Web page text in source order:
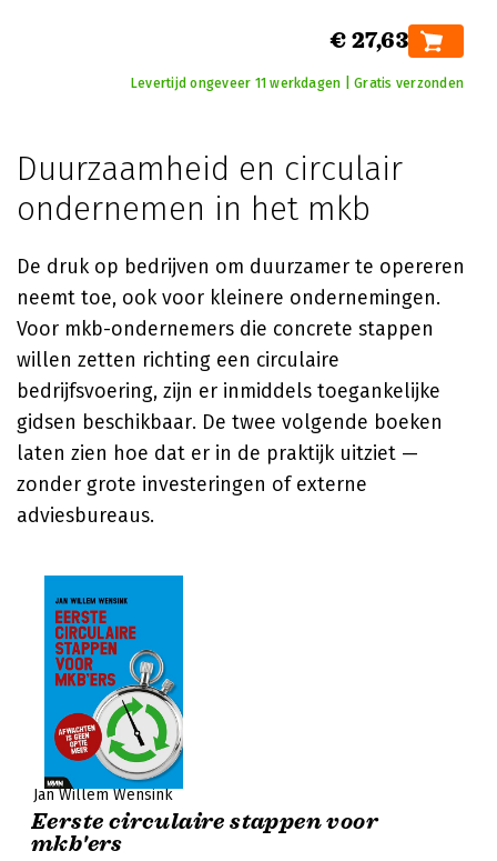
€ 27,63
Levertijd ongeveer 11 werkdagen | Gratis verzonden
Duurzaamheid en circulair
ondernemen in het mkb
De druk op bedrijven om duurzamer te opereren
neemt toe, ook voor kleinere ondernemingen.
Voor mkb-ondernemers die concrete stappen
willen zetten richting een circulaire
bedrijfsvoering, zijn er inmiddels toegankelijke
gidsen beschikbaar. De twee volgende boeken
laten zien hoe dat er in de praktijk uitziet —
zonder grote investeringen of externe
adviesbureaus.
Jan Willem Wensink
Eerste circulaire stappen voor
mkb'ers